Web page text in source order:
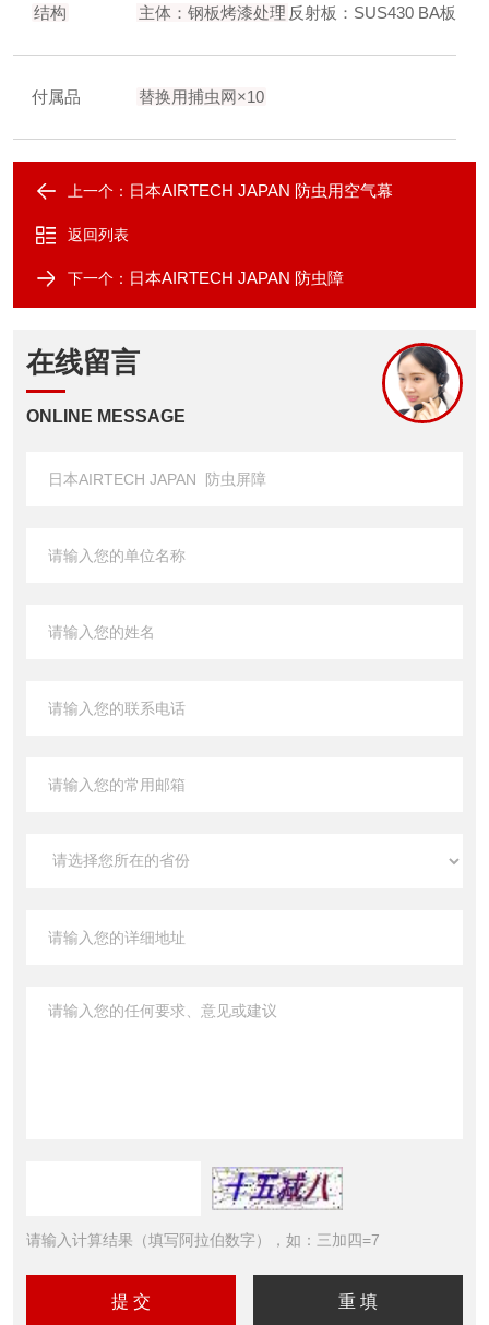
结构 主体：钢板烤漆处理 反射板：SUS430 BA板
付属品 替换用捕虫网×10
上一个： 日本AIRTECH JAPAN 防虫用空气幕
返回列表
下一个： 日本AIRTECH JAPAN 防虫障
在线留言
ONLINE MESSAGE
请输入计算结果（填写阿拉伯数字），如：三加四=7